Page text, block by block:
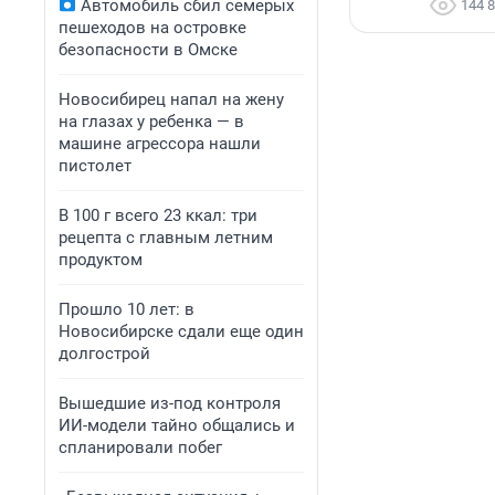
Автомобиль сбил семерых
пешеходов на островке
безопасности в Омске
Новосибирец напал на жену
на глазах у ребенка — в
машине агрессора нашли
пистолет
В 100 г всего 23 ккал: три
рецепта с главным летним
продуктом
Прошло 10 лет: в
Новосибирске сдали еще один
долгострой
Вышедшие из-под контроля
ИИ-модели тайно общались и
спланировали побег
144